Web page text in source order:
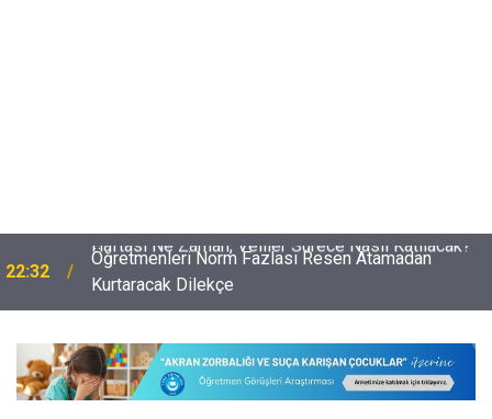
22:32
Öğretmenleri Norm Fazlası Resen Atamadan
Kurtaracak Dilekçe